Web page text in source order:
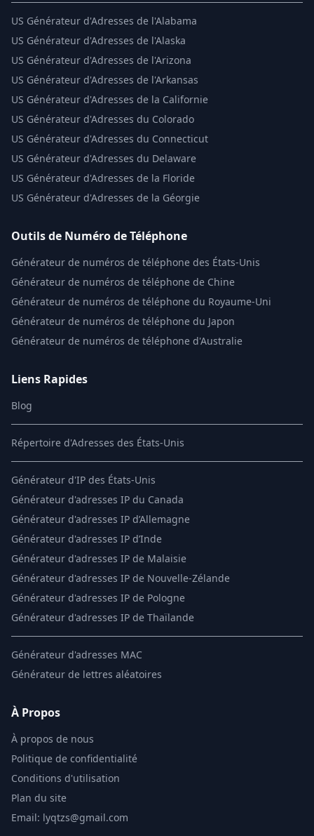
US Générateur d'Adresses de l'Alabama
US Générateur d'Adresses de l'Alaska
US Générateur d'Adresses de l'Arizona
US Générateur d'Adresses de l'Arkansas
US Générateur d'Adresses de la Californie
US Générateur d'Adresses du Colorado
US Générateur d'Adresses du Connecticut
US Générateur d'Adresses du Delaware
US Générateur d'Adresses de la Floride
US Générateur d'Adresses de la Géorgie
Outils de Numéro de Téléphone
Générateur de numéros de téléphone des États-Unis
Générateur de numéros de téléphone de Chine
Générateur de numéros de téléphone du Royaume-Uni
Générateur de numéros de téléphone du Japon
Générateur de numéros de téléphone d'Australie
Liens Rapides
Blog
Répertoire d'Adresses des États-Unis
Générateur d'IP des États-Unis
Générateur d'adresses IP du Canada
Générateur d'adresses IP d’Allemagne
Générateur d'adresses IP d’Inde
Générateur d'adresses IP de Malaisie
Générateur d'adresses IP de Nouvelle-Zélande
Générateur d'adresses IP de Pologne
Générateur d'adresses IP de Thaïlande
Générateur d'adresses MAC
Générateur de lettres aléatoires
À Propos
À propos de nous
Politique de confidentialité
Conditions d'utilisation
Plan du site
Email: lyqtzs@gmail.com